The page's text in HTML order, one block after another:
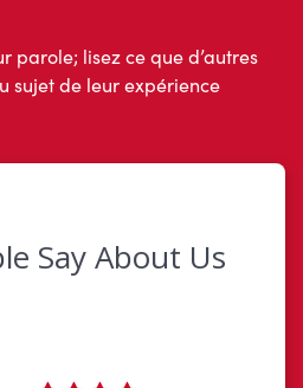
parole; lisez ce que d’autres
sujet de leur expérience